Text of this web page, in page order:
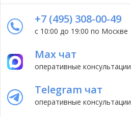
+7 (495) 308-00-49
с 10:00 до 19:00 по Москве
Max чат
оперативные консультации
Telegram чат
оперативные консультации